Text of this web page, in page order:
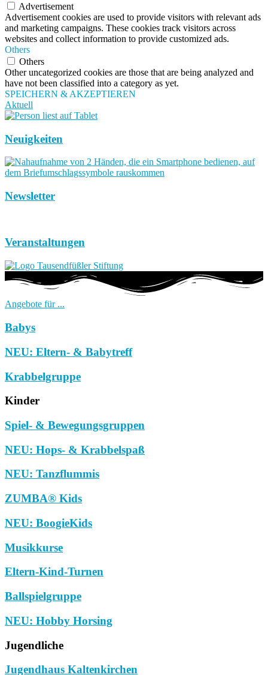
Advertisement
Advertisement cookies are used to provide visitors with relevant ads
and marketing campaigns. These cookies track visitors across
websites and collect information to provide customized ads.
Others
Others
Other uncategorized cookies are those that are being analyzed and
have not been classified into a category as yet.
SPEICHERN & AKZEPTIEREN
Aktuell
Neuigkeiten
Newsletter
Veranstaltungen
Angebote für ...
Babys
NEU: Eltern- & Babytreff
Krabbelgruppe
Kinder
Spiel- & Bewegungsgruppen
NEU: Hops- & Krabbelspaß
NEU: Tanzflummis
ZUMBA® Kids
NEU: BoogieKids
Musikkurse
Eltern-Kind-Turnen
Ballspielgruppe
NEU: Hobby Horsing
Jugendliche
Jugendhaus Kaltenkirchen